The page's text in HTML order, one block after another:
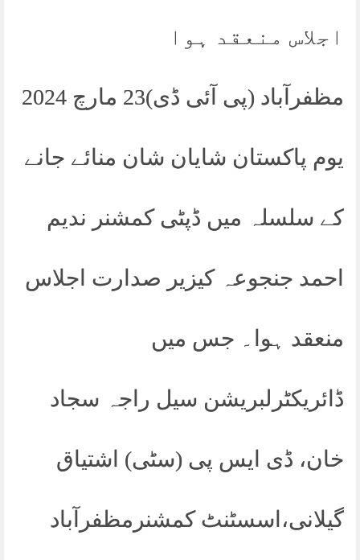
اجلاس منعقد ہوا
مظفرآباد (پی آئی ڈی)23 مارچ 2024
یوم پاکستان شایان شان منائے جانے
کے سلسلہ میں ڈپٹی کمشنر ندیم
احمد جنجوعہ کیزیر صدارت اجلاس
منعقد ہوا۔ جس میں
ڈائریکٹرلبریشن سیل راجہ سجاد
خان، ڈی ایس پی (سٹی) اشتیاق
گیلانی،اسسٹنٹ کمشنرمظفرآباد